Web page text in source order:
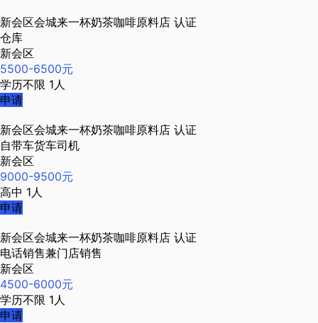
新会区会城来一杯奶茶咖啡原料店 认证
仓库
新会区
5500-6500元
学历不限 1人
申请
新会区会城来一杯奶茶咖啡原料店 认证
自带车货车司机
新会区
9000-9500元
高中 1人
申请
新会区会城来一杯奶茶咖啡原料店 认证
电话销售兼门店销售
新会区
4500-6000元
学历不限 1人
申请